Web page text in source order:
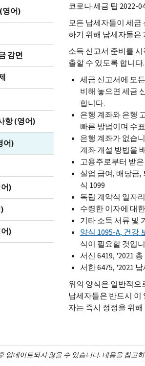
영어)
감면
항 (영어)
어)
)
)
코로나 세금 팁 2022-
모든 납세자들이 세금
하기 위해 납세자들은
소득 신고서 준비를
출할 수 있도록 합니
세금 신고서에 모
비해 놓으면 세금
합니다.
은행 계좌와 은행
빠른 방법이며 수
은행 계좌가 없습
계좌 개설 방법을
고용주로부터 받은
실업 급여, 배당금,
식 1099
독립 계약식 일자
수령한 이자에 대
기타 소득 서류 및
양식 1095-A, 건강
식이 필요할 것입
서신 6419, '2021
서한 6475, '2021
위의 양식은 일반적으
납세자들은 반드시 이
자는 즉시 정정을 위
업데이트되지 않을 수 있습니다. 내용을 참고